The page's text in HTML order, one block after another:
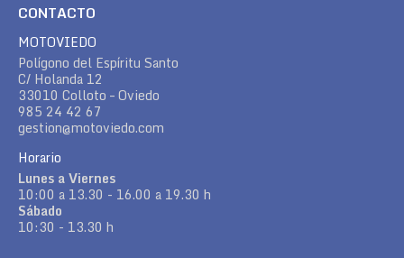
CONTACTO
MOTOVIEDO
Polígono del Espíritu Santo
C/ Holanda 12
33010 Colloto – Oviedo
985 24 42 67
gestion@motoviedo.com
Horario
Lunes a Viernes
10:00 a 13.30 - 16.00 a 19.30 h
Sábado
10:30 - 13.30 h